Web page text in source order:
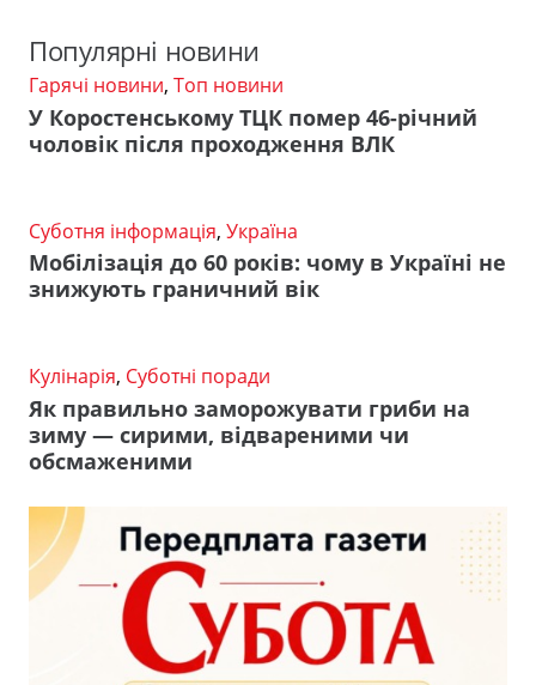
Популярні новини
Гарячі новини, Топ новини
У Коростенському ТЦК помер 46-річний
чоловік після проходження ВЛК
Суботня інформація, Україна
Мобілізація до 60 років: чому в Україні не
знижують граничний вік
Кулінарія, Суботні поради
Як правильно заморожувати гриби на
зиму — сирими, відвареними чи
обсмаженими